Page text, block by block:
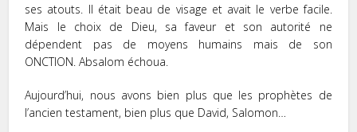
ses atouts. Il était beau de visage et avait le verbe facile.
Mais le choix de Dieu, sa faveur et son autorité ne
dépendent pas de moyens humains mais de son
ONCTION. Absalom échoua.
Aujourd’hui, nous avons bien plus que les prophètes de
l’ancien testament, bien plus que David, Salomon…